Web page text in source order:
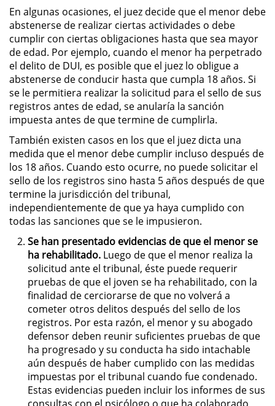
Robo en Tiendas
Robo PC 459
Delincuencia Juvenil
Audiencias de Detención
Audiencias de Transferencia
Audiencias de Disposición
Derechos de los Padres en
Casos Juveniles
Desviación Informal Juvenil
Delitos por los cuales un Menor
puede ser Juzgado como Adulto
División de Justicia Juvenil
La Ley de los Tres Delitos y
Fuera
Libertad Condicional para
Menores
En algunas ocasiones, el juez decide que el menor debe
abstenerse de realizar ciertas actividades o debe
cumplir con ciertas obligaciones hasta que sea mayor
de edad. Por ejemplo, cuando el menor ha perpetrado
el delito de DUI, es posible que el juez lo obligue a
abstenerse de conducir hasta que cumpla 18 años. Si
se le permitiera realizar la solicitud para el sello de sus
registros antes de edad, se anularía la sanción
impuesta antes de que termine de cumplirla.
También existen casos en los que el juez dicta una
medida que el menor debe cumplir incluso después de
los 18 años. Cuando esto ocurre, no puede solicitar el
sello de los registros sino hasta 5 años después de que
termine la jurisdicción del tribunal,
independientemente de que ya haya cumplido con
todas las sanciones que se le impusieron.
Se han presentado evidencias de que el menor se
ha rehabilitado. Luego de que el menor realiza la
solicitud ante el tribunal, éste puede requerir
pruebas de que el joven se ha rehabilitado, con la
finalidad de cerciorarse de que no volverá a
cometer otros delitos después del sello de los
registros. Por esta razón, el menor y su abogado
defensor deben reunir suficientes pruebas de que
ha progresado y su conducta ha sido intachable
aún después de haber cumplido con las medidas
impuestas por el tribunal cuando fue condenado.
Estas evidencias pueden incluir los informes de sus